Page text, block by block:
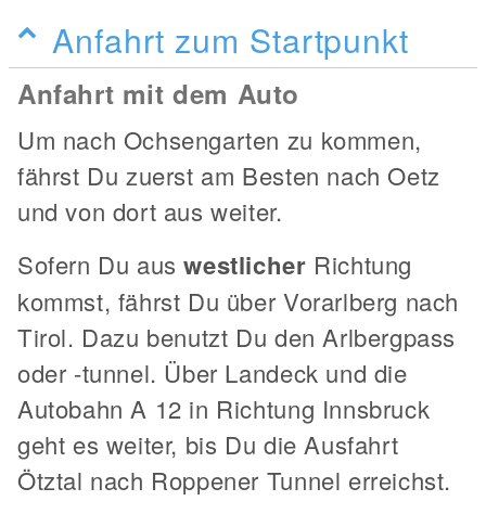
Anfahrt zum Startpunkt
Anfahrt mit dem Auto
Um nach Ochsengarten zu kommen,
fährst Du zuerst am Besten nach Oetz
und von dort aus weiter.
Sofern Du auswestlicher Richtung
kommst, fährst Du über Vorarlberg nach
Tirol. Dazu benutzt Du den Arlbergpass
oder -tunnel. Über Landeck und die
Autobahn A 12 in Richtung Innsbruck
geht es weiter, bis Du die Ausfahrt
Ötztal nach Roppener Tunnel erreichst.